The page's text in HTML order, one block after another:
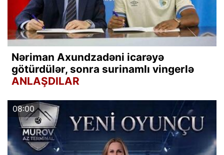
Nəriman Axundzadəni icarəyə
götürdülər, sonra surinamlı vingerlə
ANLAŞDILAR
08:00